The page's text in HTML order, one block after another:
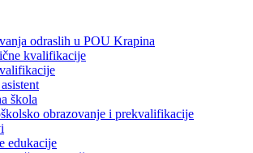
odraslih u POU Krapina
kvalifikacije
škola
obrazovanje i prekvalifikacije
edukacije